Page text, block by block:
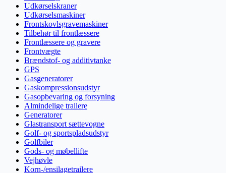
Udkørselskraner
Udkørselsmaskiner
Frontskovlsgravemaskiner
Tilbehør til frontlæssere
Frontlæssere og gravere
Frontvægte
Brændstof- og additivtanke
GPS
Gasgeneratorer
Gaskompressionsudstyr
Gasopbevaring og forsyning
Almindelige trailere
Generatorer
Glastransport sættevogne
Golf- og sportspladsudstyr
Golfbiler
Gods- og møbellifte
Vejhøvle
Korn-/ensilagetrailere